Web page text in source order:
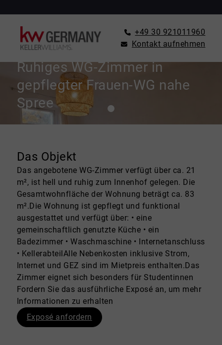
+49 30 921011960
Kontakt aufnehmen
ZIMMER ZU MIETEN IN BERLIN
Ruhiges WG-Zimmer in
gepflegter Frauen-WG nahe
Spree
Das Objekt
Das angebotene WG-Zimmer verfügt über ca. 21
m², ist hell und ruhig zum Innenhof gelegen. Die
Gesamtwohnfläche der Wohnung beträgt ca. 83
m².Die Wohnung ist gepflegt und funktional
ausgestattet und verfügt über: • eine
gemeinschaftlich genutzte Küche • ein
Badezimmer • Waschmaschine • Internetanschluss
• KellerabteilAlle Nebenkosten inklusive Strom,
Internet und GEZ sind im Mietpreis enthalten.Das
Zimmer eignet sich besonders für Studentinnen
Fordern Sie das ausführliche Exposé an, um mehr
Informationen zu erhalten
Exposé anfordern